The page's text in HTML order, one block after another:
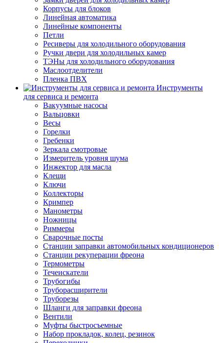
Корпусы для блоков
Линейная автоматика
Линейные компоненты
Петли
Ресиверы для холодильного оборудования
Ручки двери для холодильных камер
ТЭНы для холодильного оборудования
Маслоотделители
Пленка ПВХ
Инструменты
для сервиса и ремонта
Вакуумные насосы
Вальцовки
Весы
Горелки
Гребенки
Зеркала смотровые
Измеритель уровня шума
Инжектор для масла
Клещи
Ключи
Коллекторы
Кримпер
Манометры
Ножницы
Риммеры
Сварочные посты
Станции заправки автомобильных кондиционеров
Станции рекуперации фреона
Термометры
Течеискатели
Трубогибы
Труборасширители
Труборезы
Шланги для заправки фреона
Вентили
Муфты быстросъемные
Набор прокладок, колец, резинок